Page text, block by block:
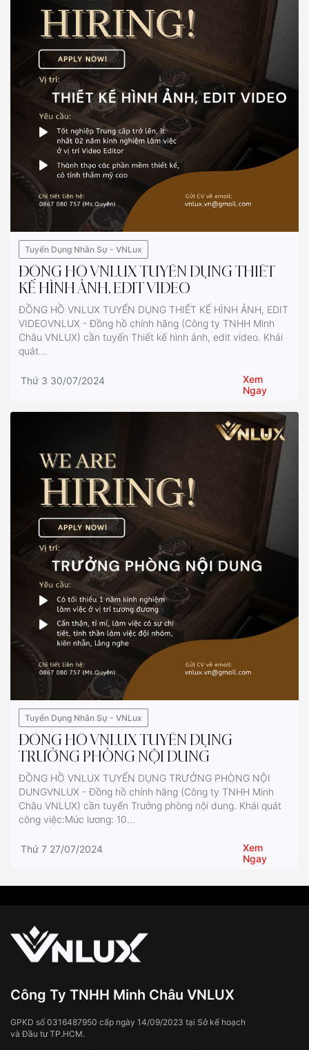
Tuyển Dụng Nhân Sự - VNLux
ĐỒNG HỒ VNLUX TUYỂN DỤNG THIẾT
KẾ HÌNH ẢNH, EDIT VIDEO
ĐỒNG HỒ VNLUX TUYỂN DỤNG THIẾT KẾ HÌNH ẢNH, EDIT
VIDEOVNLUX - Đồng hồ chính hãng (Công ty TNHH Minh
Châu VNLUX) cần tuyển Thiết kế hình ảnh, edit video. Khái
quát...
Thứ 3 30/07/2024
Xem
Ngay
Tuyển Dụng Nhân Sự - VNLux
ĐỒNG HỒ VNLUX TUYỂN DỤNG
TRƯỞNG PHÒNG NỘI DUNG
ĐỒNG HỒ VNLUX TUYỂN DỤNG TRƯỞNG PHÒNG NỘI
DUNGVNLUX - Đồng hồ chính hãng (Công ty TNHH Minh
Châu VNLUX) cần tuyển Trưởng phòng nội dung. Khái quát
công việc:Mức lương: 10...
Thứ 7 27/07/2024
Xem
Ngay
Công Ty TNHH Minh Châu VNLUX
GPKD số 0316487950 cấp ngày 14/09/2023 tại Sở kế hoạch
và Đầu tư TP.HCM.